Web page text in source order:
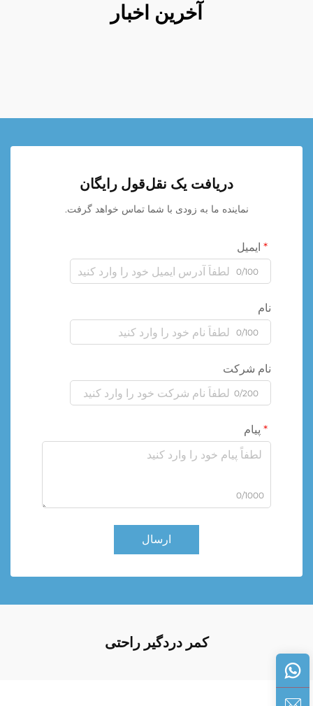
آخرین اخبار
دریافت یک نقل‌قول رایگان
نماینده ما به زودی با شما تماس خواهد گرفت.
ایمیل
0/100
نام
0/100
نام شرکت
0/200
پیام
0/1000
ارسال
کمر دردگیر راحتی